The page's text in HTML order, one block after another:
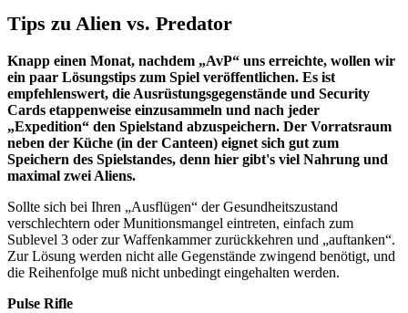
Tips zu Alien vs. Predator
Knapp einen Monat, nachdem „AvP“ uns erreichte, wollen wir
ein paar Lösungstips zum Spiel veröffentlichen. Es ist
empfehlenswert, die Ausrüstungsgegenstände und Security
Cards etappenweise einzusammeln und nach jeder
„Expedition“ den Spielstand abzuspeichern. Der Vorratsraum
neben der Küche (in der Canteen) eignet sich gut zum
Speichern des Spielstandes, denn hier gibt's viel Nahrung und
maximal zwei Aliens.
Sollte sich bei Ihren „Ausflügen“ der Gesundheitszustand
verschlechtern oder Munitionsmangel eintreten, einfach zum
Sublevel 3 oder zur Waffenkammer zurückkehren und „auftanken“.
Zur Lösung werden nicht alle Gegenstände zwingend benötigt, und
die Reihenfolge muß nicht unbedingt eingehalten werden.
Pulse Rifle